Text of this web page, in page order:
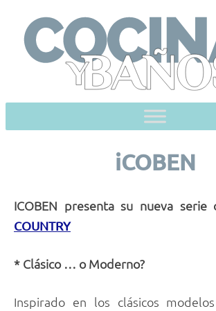
content
iCOBEN
ICOBEN presenta su nueva serie
COUNTRY
* Clásico … o Moderno?
Inspirado en los clásicos